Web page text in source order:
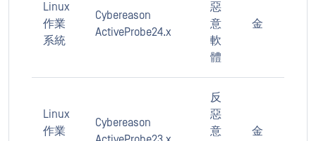
Linux
作業
系統
Cybereason
ActiveProbe24.x
惡
意
軟
體
金
Linux
作業
Cybereason
反
惡
意
金